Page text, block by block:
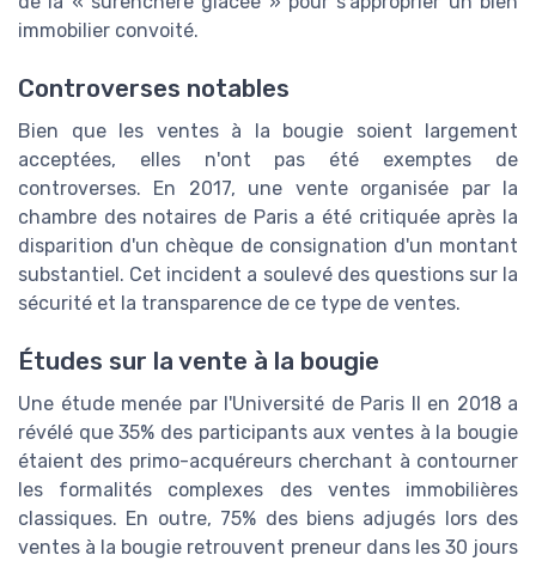
immobilier convoité.
Controverses notables
Bien que les ventes à la bougie soient largement
acceptées, elles n'ont pas été exemptes de
controverses. En 2017, une vente organisée par la
chambre des notaires de Paris a été critiquée après la
disparition d'un chèque de consignation d'un montant
substantiel. Cet incident a soulevé des questions sur la
sécurité et la transparence de ce type de ventes.
Études sur la vente à la bougie
Une étude menée par l'Université de Paris II en 2018 a
révélé que 35% des participants aux ventes à la bougie
étaient des primo-acquéreurs cherchant à contourner
les formalités complexes des ventes immobilières
classiques. En outre, 75% des biens adjugés lors des
ventes à la bougie retrouvent preneur dans les 30 jours